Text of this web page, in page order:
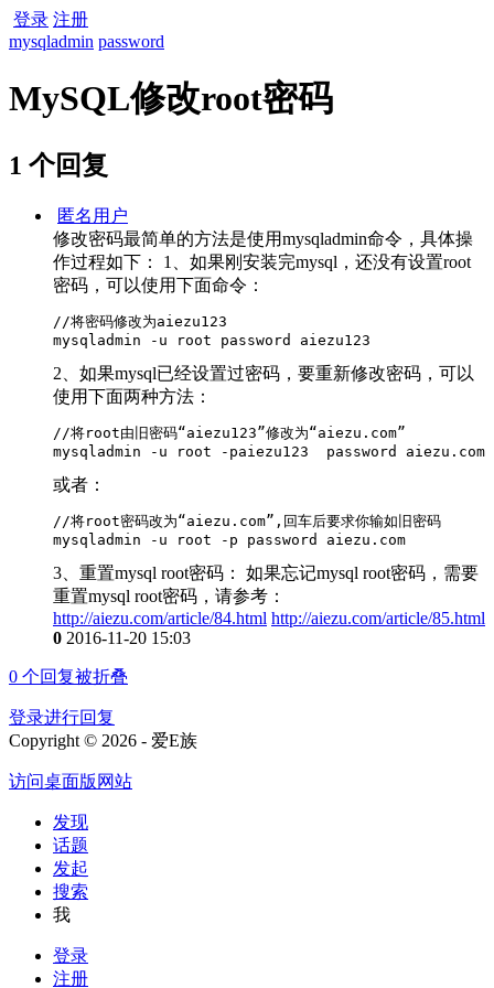
登录 注册
mysqladmin password
MySQL修改root密码
1 个回复
匿名用户
修改密码最简单的方法是使用mysqladmin命令，具体操
作过程如下： 1、如果刚安装完mysql，还没有设置root
密码，可以使用下面命令：
//将密码修改为aiezu123
mysqladmin -u root password aiezu123
2、如果mysql已经设置过密码，要重新修改密码，可以
使用下面两种方法：
//将root由旧密码“aiezu123”修改为“aiezu.com”
mysqladmin -u root -paiezu123  password aiezu.com
或者：
//将root密码改为“aiezu.com”,回车后要求你输如旧密码
mysqladmin -u root -p password aiezu.com
3、重置mysql root密码： 如果忘记mysql root密码，需要
重置mysql root密码，请参考：
http://aiezu.com/article/84.html http://aiezu.com/article/85.html
0 2016-11-20 15:03
0 个回复被折叠
登录进行回复
Copyright © 2026 - 爱E族
访问桌面版网站
发现
话题
发起
搜索
我
登录
注册